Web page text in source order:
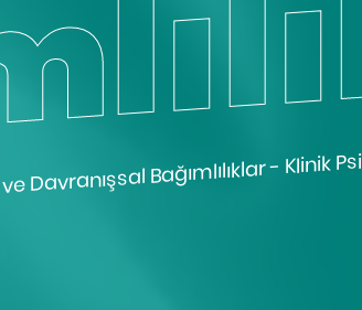
Davranışsal Bağımlılıklar - Klinik